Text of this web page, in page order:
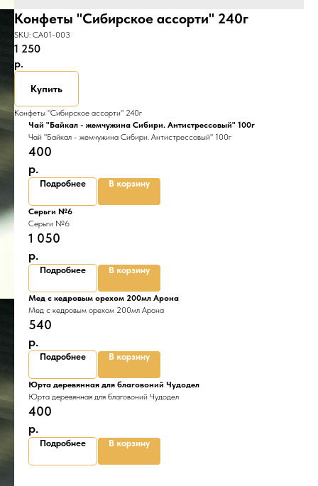
Конфеты "Сибирское ассорти" 240г
SKU: СА01-003
1 250
р.
Купить
Конфеты "Сибирское ассорти" 240г
Чай "Байкал - жемчужина Сибири. Антистрессовый" 100г
Чай "Байкал - жемчужина Сибири. Антистрессовый" 100г
400
р.
Подробнее В корзину
Серьги №6
Серьги №6
1 050
р.
Подробнее В корзину
Мед с кедровым орехом 200мл Арона
Мед с кедровым орехом 200мл Арона
540
р.
Подробнее В корзину
Юрта деревянная для благовоний Чудодел
Юрта деревянная для благовоний Чудодел
400
р.
Подробнее В корзину